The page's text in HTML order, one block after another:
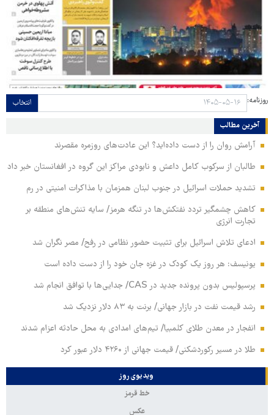
روزنامه: انتخاب
آخرین مطالب
آرامش روان را از دست داده‌اید؟ این عادت‌های روزمره مقصرند
طالبان از سرکوب کامل داعش و نابودی مراکز این گروه در افغانستان خبر داد
تشدید حملات اسرائیل در جنوب لبنان همزمان با مذاکرات امنیتی در رم
کاهش چشمگیر تردد نفتکش‌ها در تنگه هرمز/ سایه تنش‌های منطقه بر
تجارت انرژی
ادعای تلاش اسرائیل برای تثبیت حضور نظامی در رفح/ مصر نگران شد
یونیسف: هر روز یک کودک در غزه جان خود را از دست داده است
پرسپولیس بدون پرونده جدید در CAS/ جدایی‌ها با توافق انجام شد
رشد قیمت نفت در بازار جهانی/ برنت به ۸۳ دلار نزدیک شد
انفجار در معدن طلای کلمبیا/ تیم‌های امدادی به محل حادثه اعزام شدند
طلا در مسیر رکوردشکنی/ قیمت جهانی از ۴۲۶۰ دلار عبور کرد
ویدیوی روز
خط قرمز
عکس